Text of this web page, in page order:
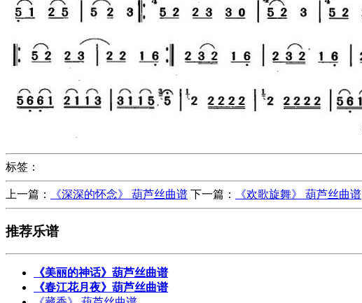
标签：
上一篇： 《深深的怀念》 葫芦丝曲谱 下一篇： 《欢歌旋舞》 葫芦丝曲谱
推荐乐谱
《美丽的神话》葫芦丝曲谱
《春江花月夜》葫芦丝曲谱